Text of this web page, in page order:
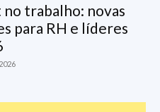
trabalho: novas
para RH e líderes